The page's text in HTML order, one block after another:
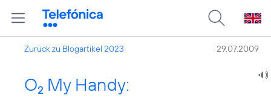
Zurück zu Blogartikel 2023 29.07.2009
O2 My Handy: